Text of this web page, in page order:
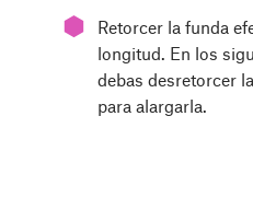
⬢
Retorcer la funda
longitud. En los
debas desretorcer
para alargarla.